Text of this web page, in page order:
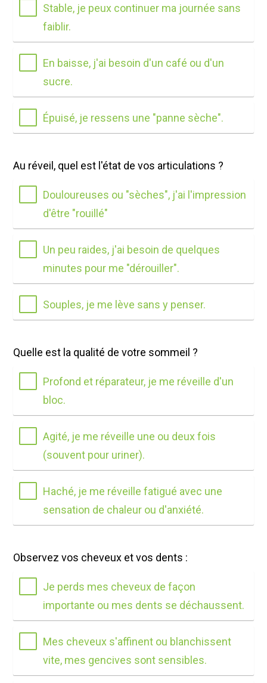
Stable, je peux continuer ma journée sans
faiblir.
En baisse, j'ai besoin d'un café ou d'un
sucre.
Épuisé, je ressens une "panne sèche".
Au réveil, quel est l'état de vos articulations ?
Douloureuses ou "sèches", j'ai l'impression
d'être "rouillé"
Un peu raides, j'ai besoin de quelques
minutes pour me "dérouiller".
Souples, je me lève sans y penser.
Quelle est la qualité de votre sommeil ?
Profond et réparateur, je me réveille d'un
bloc.
Agité, je me réveille une ou deux fois
(souvent pour uriner).
Haché, je me réveille fatigué avec une
sensation de chaleur ou d'anxiété.
Observez vos cheveux et vos dents :
Je perds mes cheveux de façon
importante ou mes dents se déchaussent.
Mes cheveux s'affinent ou blanchissent
vite, mes gencives sont sensibles.